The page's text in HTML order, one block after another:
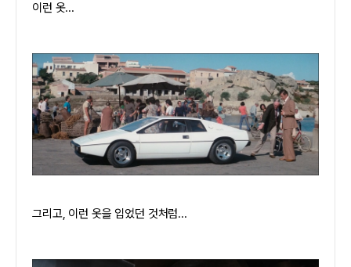
이런 옷...
그리고, 이런 옷을 입었던 것처럼...